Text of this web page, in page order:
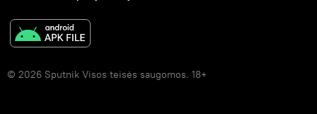
© 2026 Sputnik Visos teisės saugomos. 18+